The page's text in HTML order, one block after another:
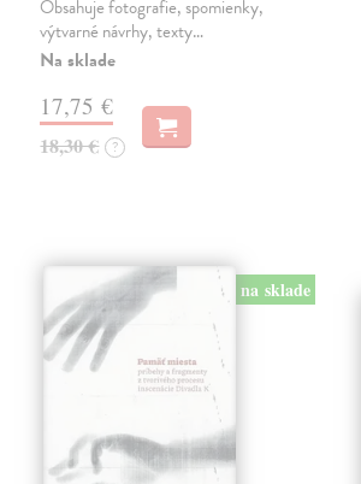
Obsahuje fotografie, spomienky,
výtvarné návrhy, texty…
Na sklade
17,75 €
18,30 € ?
na sklade